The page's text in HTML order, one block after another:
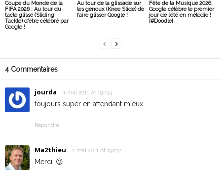
Coupe du Monde de la
FIFA 2026 : Au tour du
tacle glissé (Sliding
Tackle) d’être célébré par
Google !
Au tour de la glissade sur
les genoux (Knee Slide) de
faire glisser Google !
Fête de la Musique 2026,
Google célèbre le premier
jour de l’été en mélodie !
[#Doodle]
4 Commentaires
jourda 1 mai 2011 At 19h34
toujours super en attendant mieux…
Répondre
Ma2thieu 1 mai 2011 At 19h32
Merci! 😉